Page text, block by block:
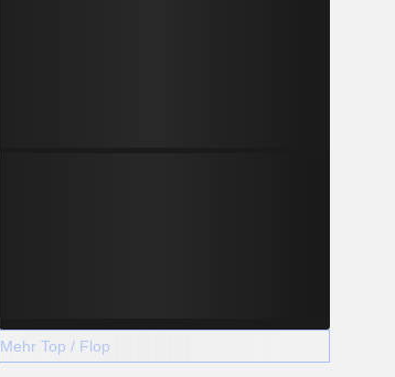
Mehr Top / Flop